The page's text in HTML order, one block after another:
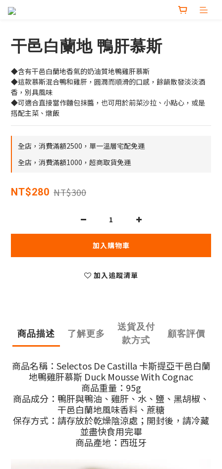
干邑白蘭地 鴨肝慕斯
◆含有干邑白蘭地香氣的奶油質地鴨雞肝慕斯
◆這款慕斯混合鴨和雞肝，圓潤而順滑的口感，餘韻散發淡淡酒
香，別具風味
◆可適合直接當作麵包抹醬，也可用於前菜沙拉、小點心，或是
搭配主菜、燉飯
全店，消費滿額2500，單一溫層宅配免運
全店，消費滿額1000，超商取貨免運
NT$280 NT$300
加入購物車
加入追蹤清單
商品描述 了解更多
送貨及付
款方式
顧客評價
商品名稱：Selectos De Castilla 卡斯提亞干邑白蘭
地鴨雞肝慕斯 Duck Mousse With Cognac
商品重量：95g
商品成分：鴨肝與鴨油、雞肝、水、鹽、黑胡椒、
干邑白蘭地風味香料、蔗糖
保存方式：請存放於乾燥陰涼處；開封後，請冷藏
並盡快食用完畢
商品產地：西班牙